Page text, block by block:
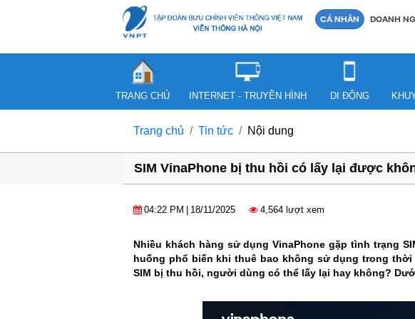
CÁ NHÂN DOANH
TRANG CHỦ INTERNET - TRUYỀN HÌNH DI ĐỘNG
Trang chủ Tin tức Nội dung
SIM VinaPhone bị thu hồi có lấy lại được
04:22 PM 18/11/2025 4,564 lượt xem
Nhiều khách hàng sử dụng VinaPhone gặp tình trạng
huống phổ biến khi thuê bao không sử dụng trong
SIM bị thu hồi, người dùng có thể lấy lại hay không?